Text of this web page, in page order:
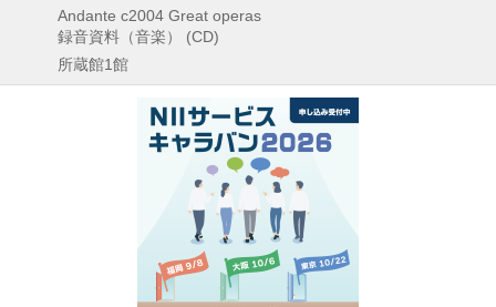
Andante c2004 Great operas
録音資料（音楽） (CD)
所蔵館1館